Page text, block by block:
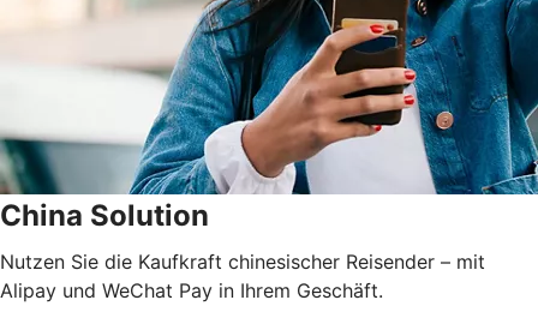
China Solution
Nutzen Sie die Kaufkraft chinesischer Reisender – mit
Alipay und WeChat Pay in Ihrem Geschäft.